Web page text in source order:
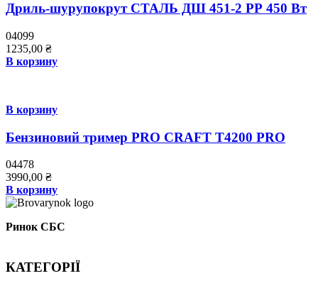
Дриль-шурупокрут СТАЛЬ ДШ 451-2 РР 450 Вт
04099
1235,00 ₴
В корзину
В корзину
Бензиновий тример PRO СRAFT Т4200 PRO
04478
3990,00 ₴
В корзину
Ринок СБС
КАТЕГОРІЇ